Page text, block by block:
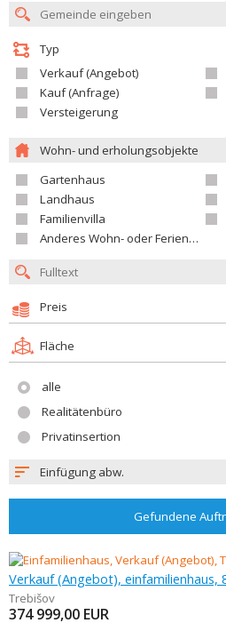
Typ
Verkauf (Angebot)
Kauf (Anfrage)
Versteigerung
Wohn- und erholungsobjekte
Gartenhaus
Landhaus
Familienvilla
Anderes Wohn- oder Ferienobjekt
Preis
Fläche
alle
Realitätenbüro
Privatinsertion
Einfügung abw.
Gefundene
Verkauf (Angebot), einfamilienhaus,
Trebišov
374 999,00 EUR